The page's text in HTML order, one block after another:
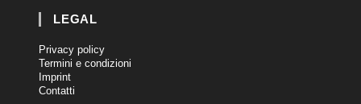
LEGAL
Privacy policy
Termini e condizioni
Imprint
Contatti